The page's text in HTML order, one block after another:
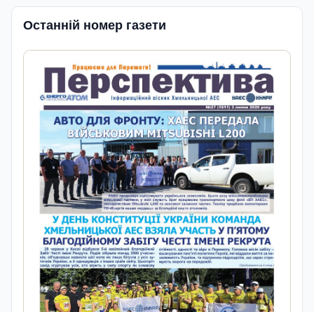
Останній номер газети